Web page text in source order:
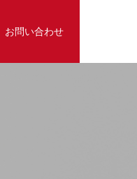
お問い合わせ